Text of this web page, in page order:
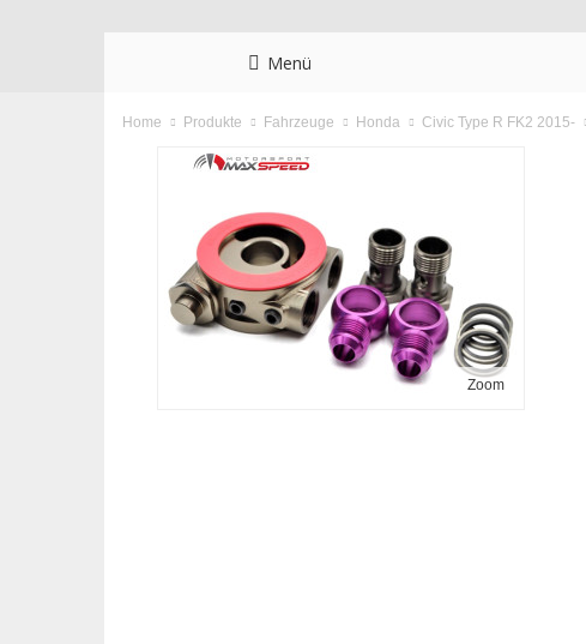
Menü
Home Produkte Fahrzeuge Honda Civic Type R FK2 2015-
Zoom